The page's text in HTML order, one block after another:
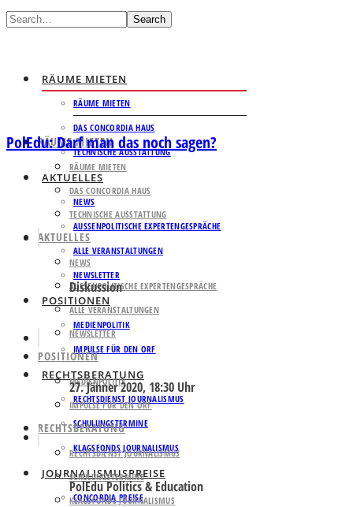
Search
RÄUME MIETEN
RÄUME MIETEN
DAS CONCORDIA HAUS
TECHNISCHE AUSSTATTUNG
AKTUELLES
NEWS
AUSSENPOLITISCHE EXPERTENGESPRÄCHE
ALLE VERANSTALTUNGEN
NEWSLETTER
POSITIONEN
MEDIENPOLITIK
IMPULSE FÜR DEN ORF
RECHTSBERATUNG
RECHTSDIENST JOURNALISMUS
SCHULUNGSTERMINE
KLAGSFONDS JOURNALISMUS
JOURNALISMUSPREISE
CONCORDIA PREISE
RÄUME MIETEN
RÄUME MIETEN
DAS CONCORDIA HAUS
TECHNISCHE AUSSTATTUNG
AKTUELLES
NEWS
AUSSENPOLITISCHE EXPERTENGESPRÄCHE
ALLE VERANSTALTUNGEN
NEWSLETTER
POSITIONEN
MEDIENPOLITIK
IMPULSE FÜR DEN ORF
RECHTSBERATUNG
RECHTSDIENST JOURNALISMUS
SCHULUNGSTERMINE
KLAGSFONDS JOURNALISMUS
PolEdu: Darf man das noch sagen?
Diskussion
27. Jänner 2020, 18:30 Uhr
PolEdu Politics & Education